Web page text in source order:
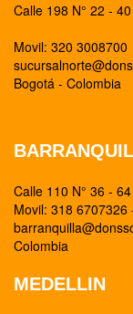
Calle 198 N° 22 - 40
Movil: 320 3008700
Bogotá - Colombia
Calle 110 N° 36 -
Movil: 318 6707326
Colombia
MEDELLIN